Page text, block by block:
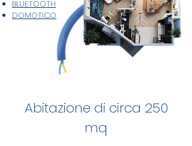
BLUETOOTH
DOMOTICO
Abitazione di circa 250
mq